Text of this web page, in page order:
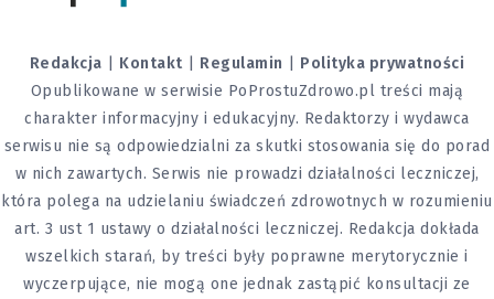
Redakcja Kontakt Regulamin
Polityka prywatności
Opublikowane w serwisie PoProstuZdrowo.pl treści mają
charakter informacyjny i edukacyjny. Redaktorzy i wydawca
serwisu nie są odpowiedzialni za skutki stosowania się do porad
w nich zawartych. Serwis nie prowadzi działalności leczniczej,
która polega na udzielaniu świadczeń zdrowotnych w rozumieniu
art. 3 ust 1 ustawy o działalności leczniczej. Redakcja dokłada
wszelkich starań, by treści były poprawne merytorycznie i
wyczerpujące, nie mogą one jednak zastąpić konsultacji ze